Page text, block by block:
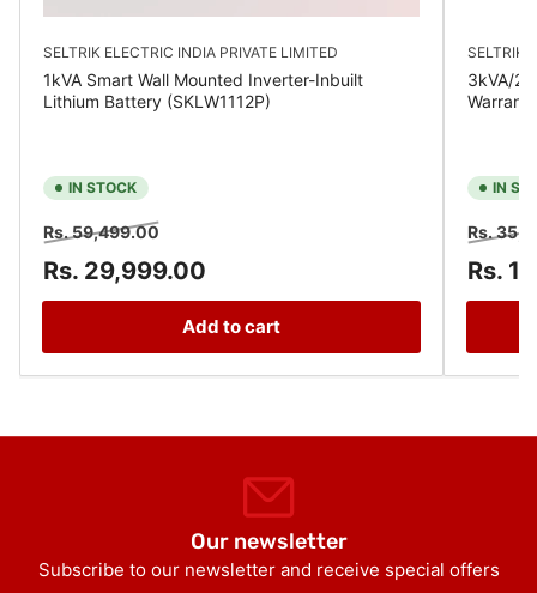
SELTRIK ELECTRIC INDIA PRIVATE LIMITED
1kVA Smart Wall Mounted Inverter-Inbuilt
Lithium Battery (SKLW1112P)
IN STOCK
Regular
price
Rs. 59,499.00Sale
price
Rs. 29,999.00
Add to cart
SELTRIK
3kVA/
IN
Regular
price
Rs.
Rs.
Our newsletter
Subscribe to our newsletter and receive special offers